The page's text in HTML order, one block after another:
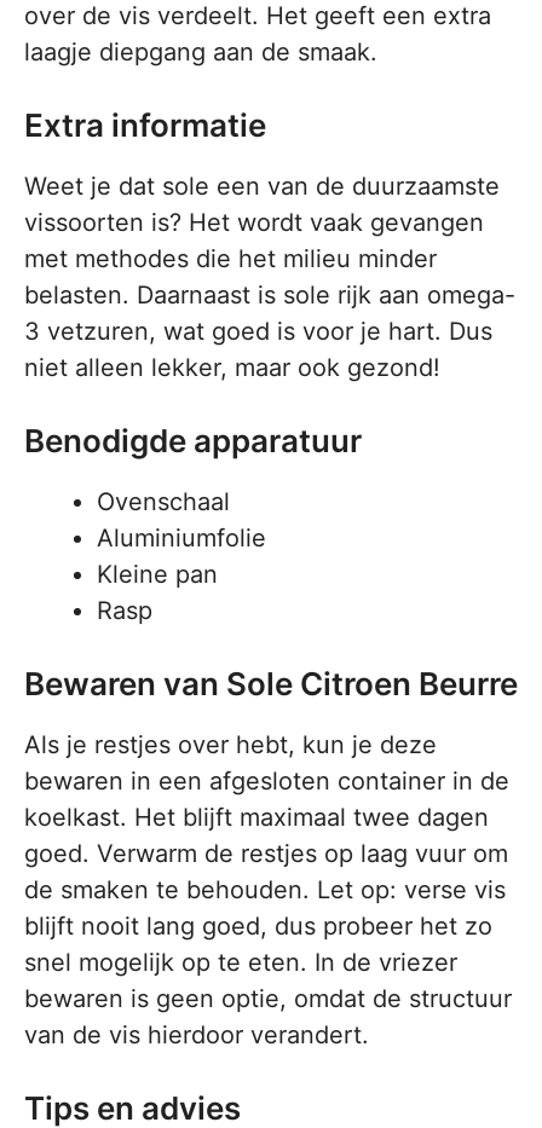
over de vis verdeelt. Het geeft een extra
laagje diepgang aan de smaak.
Extra informatie
Weet je dat sole een van de duurzaamste
vissoorten is? Het wordt vaak gevangen
met methodes die het milieu minder
belasten. Daarnaast is sole rijk aan omega-
3 vetzuren, wat goed is voor je hart. Dus
niet alleen lekker, maar ook gezond!
Benodigde apparatuur
Ovenschaal
Aluminiumfolie
Kleine pan
Rasp
Bewaren van Sole Citroen Beurre
Als je restjes over hebt, kun je deze
bewaren in een afgesloten container in de
koelkast. Het blijft maximaal twee dagen
goed. Verwarm de restjes op laag vuur om
de smaken te behouden. Let op: verse vis
blijft nooit lang goed, dus probeer het zo
snel mogelijk op te eten. In de vriezer
bewaren is geen optie, omdat de structuur
van de vis hierdoor verandert.
Tips en advies